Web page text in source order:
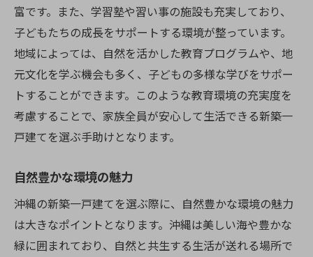
富です。また、学習塾や習い事の施設も充実しており、
子どもたちの成長をサポートする環境が整っています。
地域によっては、自然を活かした教育プログラムや、地
元文化を学ぶ機会も多く、子どもの多様な学びをサポー
トすることができます。このような教育環境の充実度を
考慮することで、家族全員が安心して生活できる新築一
戸建てを選ぶ手助けとなります。
自然豊かな環境の魅力
沖縄の新築一戸建てを選ぶ際に、自然豊かな環境の魅力
は大きなポイントとなります。沖縄は美しい海や豊かな
緑に囲まれており、自然と共生する生活が送れる場所で